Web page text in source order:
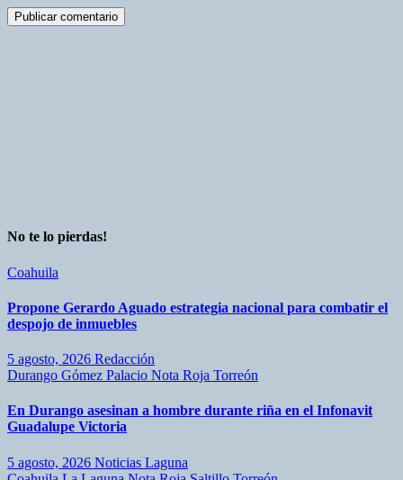
No te lo pierdas!
Coahuila
Propone Gerardo Aguado estrategia nacional para combatir el
despojo de inmuebles
5 agosto, 2026 Redacción
Durango Gómez Palacio Nota Roja Torreón
En Durango asesinan a hombre durante riña en el Infonavit
Guadalupe Victoria
5 agosto, 2026 Noticias Laguna